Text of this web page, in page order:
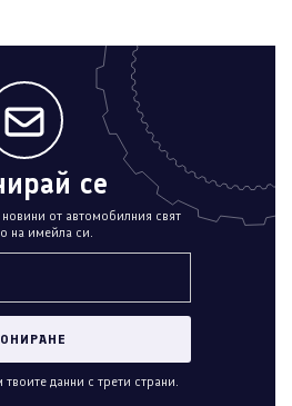
се
от автомобилния свят
на имейла си.
данни с трети страни.